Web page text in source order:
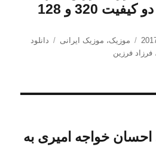
320 و 128
دسته‌ها
موزیک، موزیک ایرانی برچسب‌ها
دانلود
،فرزاد فرزین
احسان خواجه امیری به